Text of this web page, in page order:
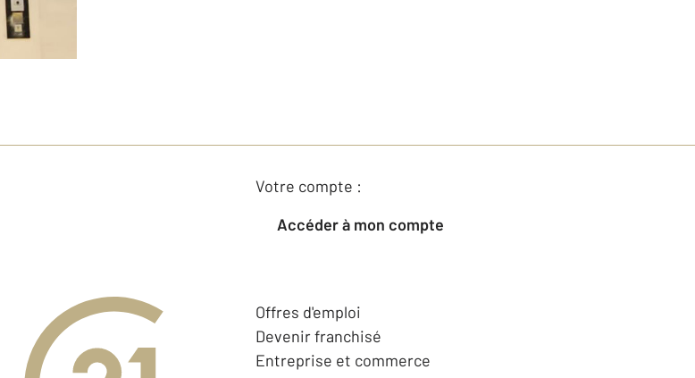
Votre compte :
Accéder à mon compte
Offres d'emploi
Devenir franchisé
Entreprise et commerce